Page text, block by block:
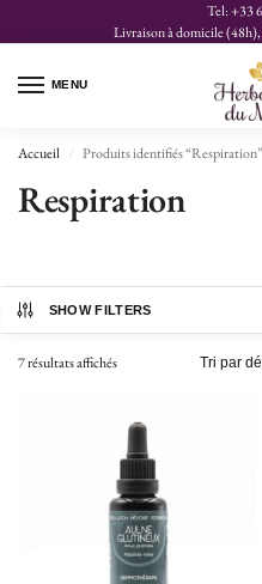
Tel: +33
Livraison à domicile
MENU
Accueil / Produits identifiés “Respiration”
Respiration
SHOW FILTERS
7 résultats affichés